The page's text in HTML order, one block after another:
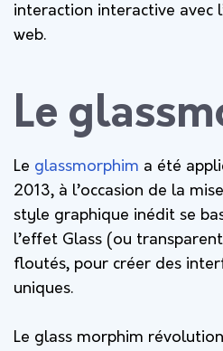
interaction interactive avec
web.
Le
Le glassmorphim a été
2013, à l’occasion de la
style graphique inédit se
l’effet Glass (ou
floutés, pour créer des
uniques.
Le glass morphim